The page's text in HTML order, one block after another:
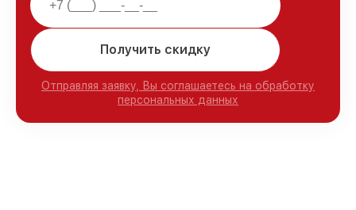
Получить скидку
Отправляя заявку, Вы соглашаетесь на обработку
персональных данных